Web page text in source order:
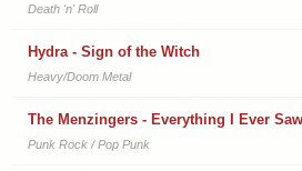
Death 'n' Roll
Hydra - Sign of the Witch
Heavy/Doom Metal
The Menzingers - Everything I Ever Saw
Punk Rock / Pop Punk